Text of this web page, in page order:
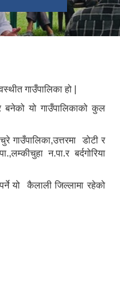
गाउँपालिका हो |
बनेको यो गाउँपालिकाको कुल
गाउँपालिका,उत्तरमा डोटी र
न.पा.र बर्दगोरिया
यो कैलाली जिल्लामा रहेको